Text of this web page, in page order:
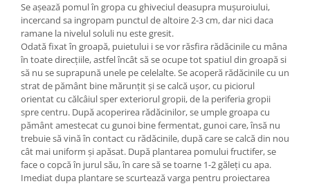
Se așează pomul în gropa cu ghiveciul deasupra mușuroiului,
incercand sa ingropam punctul de altoire 2-3 cm, dar nici daca
ramane la nivelul soluli nu este gresit.
Odată fixat în groapă, puietului i se vor răsfira rădăcinile cu mâna
în toate direcțiile, astfel încât să se ocupe tot spatiul din groapă si
să nu se suprapună unele pe celelalte. Se acoperă rădăcinile cu un
strat de pământ bine mărunțit și se calcă ușor, cu piciorul
orientat cu călcâiul sper exteriorul gropii, de la periferia gropii
spre centru. După acoperirea rădăcinilor, se umple groapa cu
pământ amestecat cu gunoi bine fermentat, gunoi care, însă nu
trebuie să vină în contact cu rădăcinile, după care se calcă din nou
cât mai uniform și apăsat. După plantarea pomului fructifer, se
face o copcă în jurul său, în care să se toarne 1-2 găleți cu apa.
Imediat dupa plantare se scurtează varga pentru proiectarea